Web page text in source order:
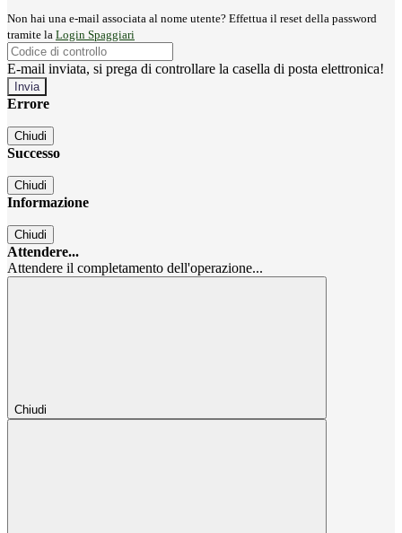
Non hai una e-mail associata al nome utente? Effettua il reset della password
tramite la Login Spaggiari
E-mail inviata, si prega di controllare la casella di posta elettronica!
Errore
Chiudi
Successo
Chiudi
Informazione
Chiudi
Attendere...
Attendere il completamento dell'operazione...
Chiudi